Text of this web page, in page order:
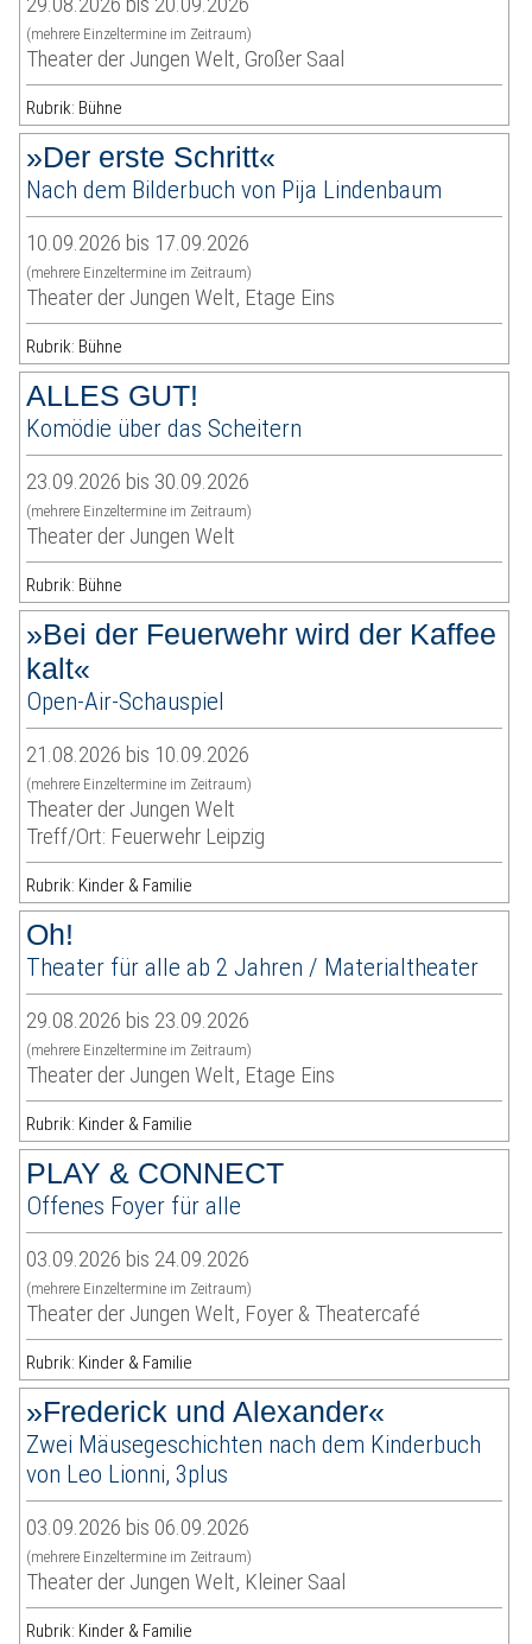
(mehrere Einzeltermine im Zeitraum)
Theater der Jungen Welt, Großer Saal
Rubrik: Bühne
»Der erste Schritt«
Nach dem Bilderbuch von Pija Lindenbaum
10.09.2026 bis 17.09.2026
(mehrere Einzeltermine im Zeitraum)
Theater der Jungen Welt, Etage Eins
Rubrik: Bühne
ALLES GUT!
Komödie über das Scheitern
23.09.2026 bis 30.09.2026
(mehrere Einzeltermine im Zeitraum)
Theater der Jungen Welt
Rubrik: Bühne
»Bei der Feuerwehr wird der Kaffee
kalt«
Open-Air-Schauspiel
21.08.2026 bis 10.09.2026
(mehrere Einzeltermine im Zeitraum)
Theater der Jungen Welt
Treff/Ort: Feuerwehr Leipzig
Rubrik: Kinder & Familie
Oh!
Theater für alle ab 2 Jahren / Materialtheater
29.08.2026 bis 23.09.2026
(mehrere Einzeltermine im Zeitraum)
Theater der Jungen Welt, Etage Eins
Rubrik: Kinder & Familie
PLAY & CONNECT
Offenes Foyer für alle
03.09.2026 bis 24.09.2026
(mehrere Einzeltermine im Zeitraum)
Theater der Jungen Welt, Foyer & Theatercafé
Rubrik: Kinder & Familie
»Frederick und Alexander«
Zwei Mäusegeschichten nach dem Kinderbuch
von Leo Lionni, 3plus
03.09.2026 bis 06.09.2026
(mehrere Einzeltermine im Zeitraum)
Theater der Jungen Welt, Kleiner Saal
Rubrik: Kinder & Familie